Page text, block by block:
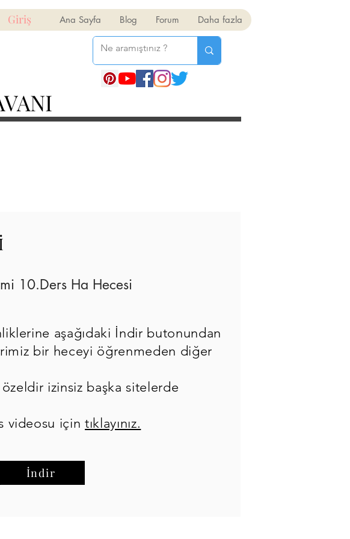
Ana Sayfa Blog Forum Daha fazla
Giriş
10.Ders Ha Hecesi
aşağıdaki İndir butonundan
bir heceyi öğrenmeden diğer
izinsiz başka sitelerde
videosu içintıklayınız.
İndir